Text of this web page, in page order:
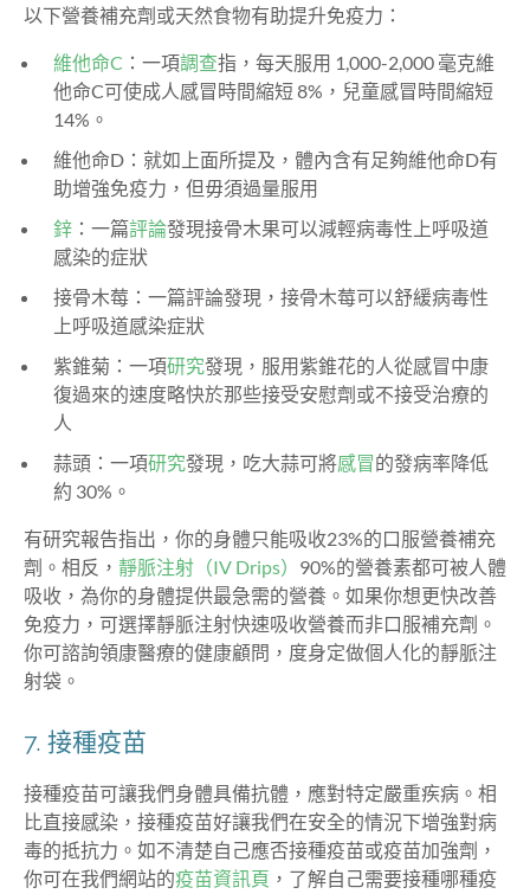
以下營養補充劑或天然食物有助提升免疫力：
維他命C ：一項調查指，每天服用 1,000-2,000 毫克維
他命C可使成人感冒時間縮短 8%，兒童感冒時間縮短
14%。
維他命D：就如上面所提及，體內含有足夠維他命D有
助增強免疫力，但毋須過量服用
鋅 ：一篇評論發現接骨木果可以減輕病毒性上呼吸道
感染的症狀
接骨木莓：一篇評論發現，接骨木莓可以舒緩病毒性
上呼吸道感染症狀
紫錐菊：一項研究發現，服用紫錐花的人從感冒中康
復過來的速度略快於那些接受安慰劑或不接受治療的
人
蒜頭：一項研究發現，吃大蒜可將感冒的發病率降低
約 30%。
有研究報告指出，你的身體只能吸收23%的口服營養補充
劑。相反， 靜脈注射（IV Drips） 90%的營養素都可被人體
吸收，為你的身體提供最急需的營養 。如果你想更快改善
免疫力，可選擇靜脈注射快速吸收營養而非口服補充劑。
你可諮詢領康醫療的健康顧問，度身定做個人化的靜脈注
射袋。
7. 接種疫苗
接種疫苗可讓我們身體具備抗體，應對特定嚴重疾病。相
比直接感染，接種疫苗好讓我們在安全的情況下增強對病
毒的抵抗力。如不清楚自己應否接種疫苗或疫苗加強劑，
你可在我們網站的疫苗資訊頁 ，了解自己需要接種哪種疫